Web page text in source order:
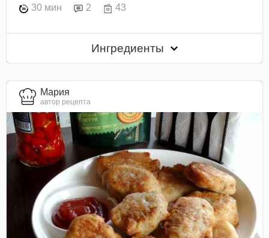
30 мин 2 43
Ингредиенты
Мария
автор рецепта